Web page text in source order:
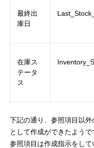
最終出
庫日
在庫ス
テータ
ス
下記の通り、参照項目以
として作成ができたようで
参照項目は作成指示をし